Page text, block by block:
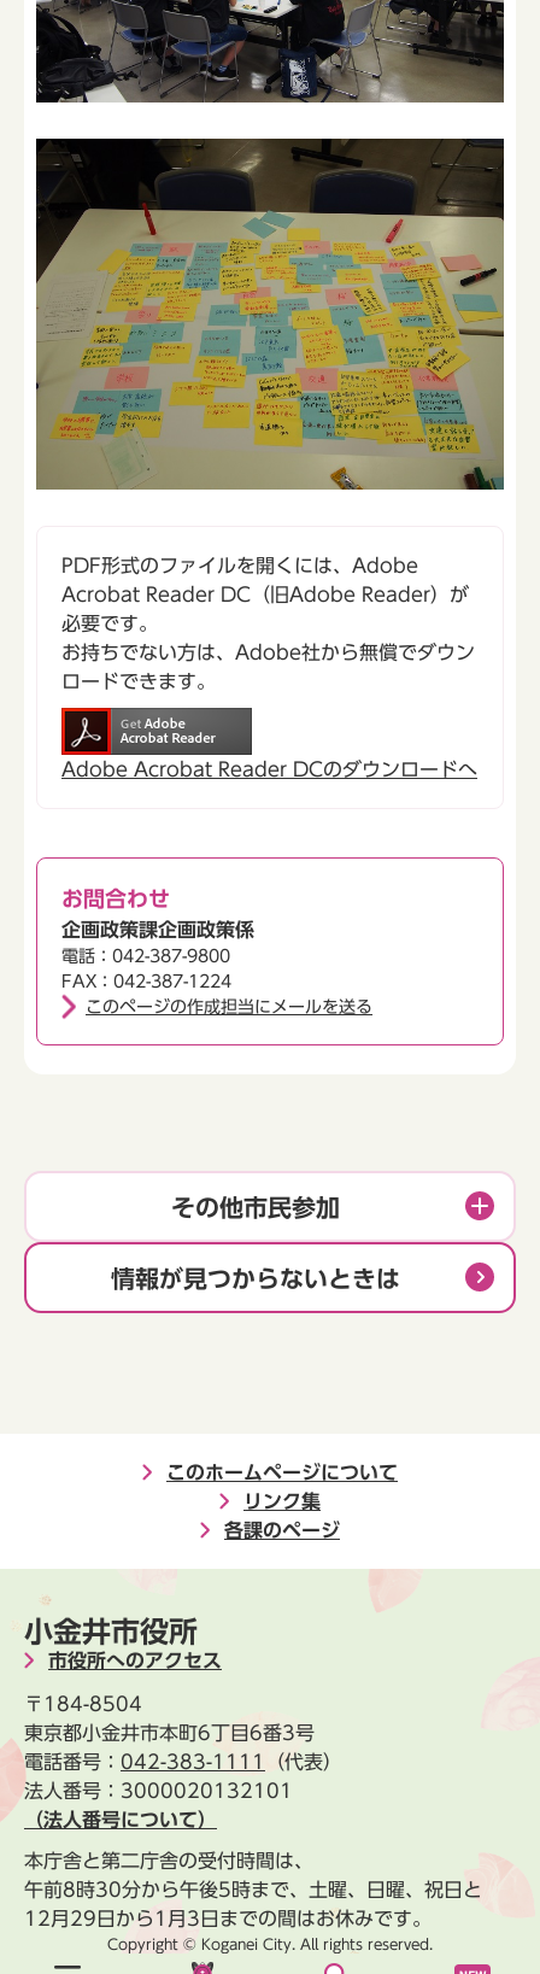
PDF形式のファイルを開くには、Adobe
Acrobat Reader DC（旧Adobe Reader）が
必要です。
お持ちでない方は、Adobe社から無償でダウン
ロードできます。
Adobe Acrobat Reader DCのダウンロードへ
お問合わせ
企画政策課企画政策係
電話：042-387-9800
FAX：042-387-1224
このページの作成担当にメールを送る
その他市民参加
情報が見つからないときは
このホームページについて
リンク集
各課のページ
小金井市役所
市役所へのアクセス
〒184-8504
東京都小金井市本町6丁目6番3号
電話番号： 042-383-1111
（代表）
法人番号：3000020132101
（法人番号について）
本庁舎と第二庁舎の受付時間は、
午前8時30分から午後5時まで、土曜、日曜、祝日と
12月29日から1月3日までの間はお休みです。
Copyright © Koganei City. All rights reserved.